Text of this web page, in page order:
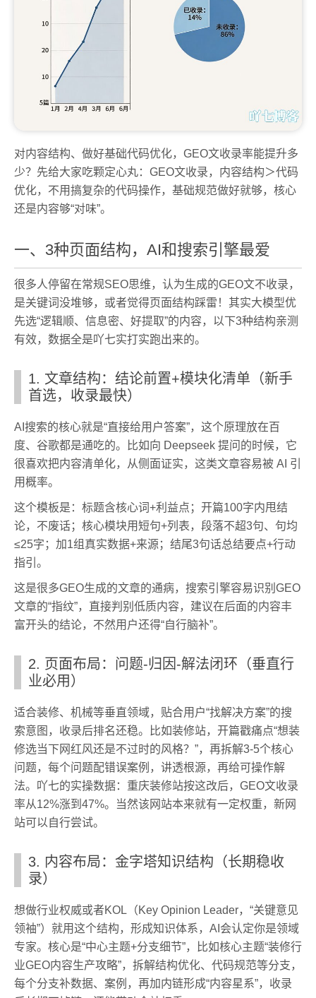
对内容结构、做好基础代码优化，GEO文收录率能提升多
少？先给大家吃颗定心丸：GEO文收录，内容结构＞代码
优化，不用搞复杂的代码操作，基础规范做好就够，核心
还是内容够“对味”。
一、3种页面结构，AI和搜索引擎最爱
很多人停留在常规SEO思维，认为生成的GEO文不收录，
是关键词没堆够，或者觉得页面结构踩雷！其实大模型优
先选“逻辑顺、信息密、好提取”的内容，以下3种结构亲测
有效，数据全是吖七实打实跑出来的。
1. 文章结构：结论前置+模块化清单（新手
首选，收录最快）
AI搜索的核心就是“直接给用户答案”，这个原理放在百
度、谷歌都是通吃的。比如向 Deepseek 提问的时候，它
很喜欢把内容清单化，从侧面证实，这类文章容易被 AI 引
用概率。
这个模板是：标题含核心词+利益点；开篇100字内甩结
论，不废话；核心模块用短句+列表，段落不超3句、句均
≤25字；加1组真实数据+来源；结尾3句话总结要点+行动
指引。
这是很多GEO生成的文章的通病，搜索引擎容易识别GEO
文章的“指纹”，直接判别低质内容，建议在后面的内容丰
富开头的结论，不然用户还得“自行脑补”。
2. 页面布局：问题-归因-解法闭环（垂直行
业必用）
适合装修、机械等垂直领域，贴合用户“找解决方案”的搜
索意图，收录后排名还稳。比如装修站，开篇戳痛点“想装
修选当下网红风还是不过时的风格？”，再拆解3-5个核心
问题，每个问题配错误案例，讲透根源，再给可操作解
法。吖七的实操数据：重庆装修站按这改后，GEO文收录
率从12%涨到47%。当然该网站本来就有一定权重，新网
站可以自行尝试。
3. 内容布局：金字塔知识结构（长期稳收
录）
想做行业权威或者KOL（Key Opinion Leader，“关键意见
领袖”）就用这个结构，形成知识体系，AI会认定你是领域
专家。核心是“中心主题+分支细节”，比如核心主题“装修行
业GEO内容生产攻略”，拆解结构优化、代码规范等分支，
每个分支补数据、案例，再加内链形成“内容星系”，收录